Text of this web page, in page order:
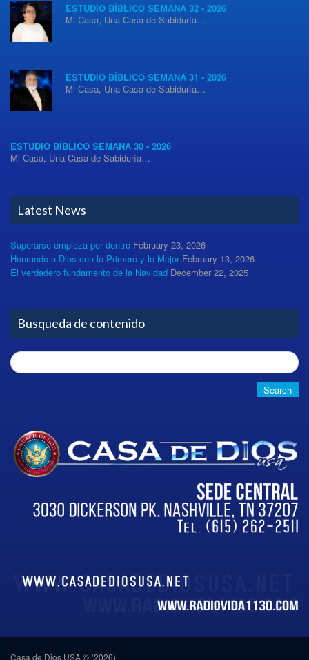
ESTUDIO BÍBLICO SEMANA 32 - 2026
Mi Casa, Una Casa de Sabiduría…
ESTUDIO BÍBLICO SEMANA 31 - 2026
Mi Casa, Una Casa de Sabiduría…
ESTUDIO BÍBLICO SEMANA 30 - 2026
Mi Casa, Una Casa de Sabiduría…
Latest News
Superarse empieza por dentro February 23, 2026
Honrando a Dios con lo Primero y lo Mejor February 13, 2026
El verdadero fundamento de la Navidad December 22, 2025
Busqueda de contenido
Search
for:
Casa de Dios USA © (2026)